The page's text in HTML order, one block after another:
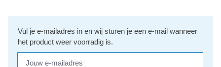
Vul je e-mailadres in en wij sturen je een e-mail wanneer
het product weer voorradig is.